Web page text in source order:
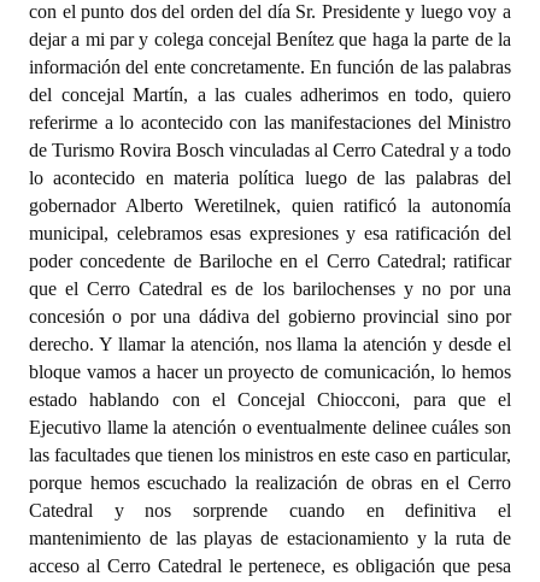
con el punto dos del orden del día Sr. Presidente y luego voy a
dejar a mi par y colega concejal Benítez que haga la parte de la
información del ente concretamente. En función de las palabras
del concejal Martín, a las cuales adherimos en todo, quiero
referirme a lo acontecido con las manifestaciones del Ministro
de Turismo Rovira Bosch vinculadas al Cerro Catedral y a todo
lo acontecido en materia política luego de las palabras del
gobernador Alberto Weretilnek, quien ratificó la autonomía
municipal, celebramos esas expresiones y esa ratificación del
poder concedente de Bariloche en el Cerro Catedral; ratificar
que el Cerro Catedral es de los barilochenses y no por una
concesión o por una dádiva del gobierno provincial sino por
derecho. Y llamar la atención, nos llama la atención y desde el
bloque vamos a hacer un proyecto de comunicación, lo hemos
estado hablando con el Concejal Chiocconi, para que el
Ejecutivo llame la atención o eventualmente delinee cuáles son
las facultades que tienen los ministros en este caso en particular,
porque hemos escuchado la realización de obras en el Cerro
Catedral y nos sorprende cuando en definitiva el
mantenimiento de las playas de estacionamiento y la ruta de
acceso al Cerro Catedral le pertenece, es obligación que pesa